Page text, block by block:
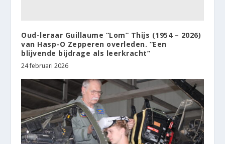
Oud-leraar Guillaume “Lom” Thijs (1954 – 2026)
van Hasp-O Zepperen overleden. “Een
blijvende bijdrage als leerkracht”
24 februari 2026